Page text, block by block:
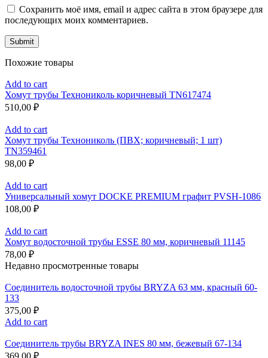
Сохранить моё имя, email и адрес сайта в этом браузере для
последующих моих комментариев.
Похожие товары
Add to cart
Хомут трубы Технониколь коричневый TN617474
510,00 ₽
Add to cart
Хомут трубы Технониколь (ПВХ; коричневый; 1 шт)
TN359461
98,00 ₽
Add to cart
Универсальный хомут DOCKE PREMIUM графит PVSH-1086
108,00 ₽
Add to cart
Хомут водосточной трубы ESSE 80 мм, коричневый 11145
78,00 ₽
Недавно просмотренные товары
Соединитель водосточной трубы BRYZA 63 мм, краcный 60-
133
375,00 ₽
Add to cart
Соединитель трубы BRYZA INES 80 мм, бежевый 67-134
369,00 ₽